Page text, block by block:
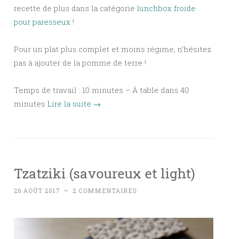
recette de plus dans la catégorie lunchbox froide
pour paresseux !
Pour un plat plus complet et moins régime, n’hésitez
pas à ajouter de la pomme de terre !
Temps de travail : 10 minutes – À table dans 40
minutes Lire la suite →
Tzatziki (savoureux et light)
26 AOÛT 2017 ~ 2 COMMENTAIRES